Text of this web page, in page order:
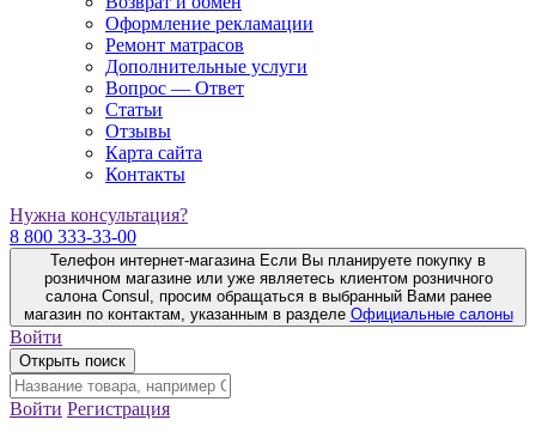
Оформление рекламации
Ремонт матрасов
Дополнительные услуги
Вопрос — Ответ
Статьи
Отзывы
Карта сайта
Контакты
Нужна консультация?
8 800 333-33-00
Телефон интернет-магазина Если Вы планируете покупку в
розничном магазине или уже являетесь клиентом розничного
салона Consul, просим обращаться в выбранный Вами ранее
магазин по контактам, указанным в разделе Официальные салоны
Войти
Открыть поиск
Войти Регистрация